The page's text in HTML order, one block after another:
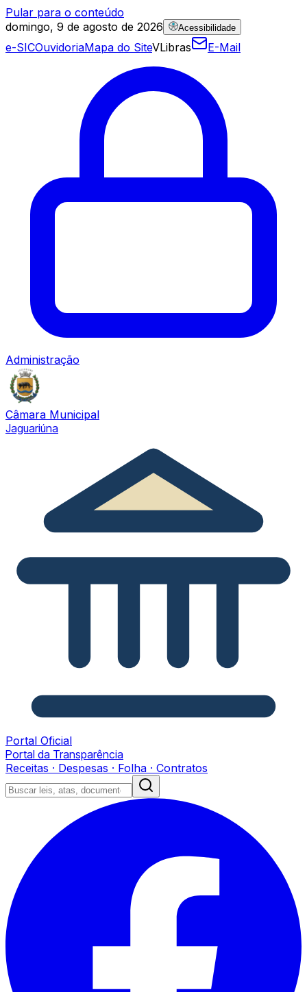
Pular para o conteúdo
domingo, 9 de agosto de 2026
Acessibilidade
e-SICOuvidoriaMapa do SiteVLibras E-Mail
Administração
Câmara Municipal
Jaguariúna
Portal Oficial
Portal da Transparência
Receitas · Despesas · Folha · Contratos